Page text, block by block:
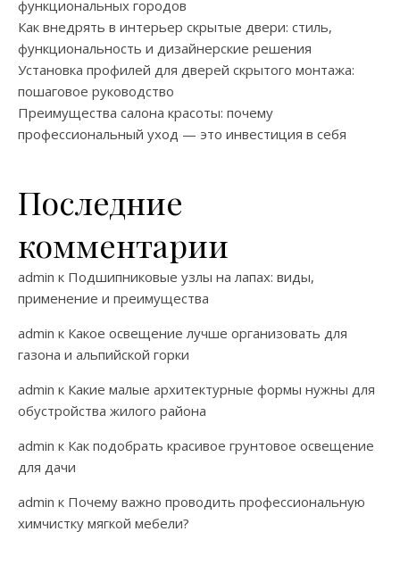
функциональных городов
Как внедрять в интерьер скрытые двери: стиль,
функциональность и дизайнерские решения
Установка профилей для дверей скрытого монтажа:
пошаговое руководство
Преимущества салона красоты: почему
профессиональный уход — это инвестиция в себя
Последние
комментарии
admin к Подшипниковые узлы на лапах: виды,
применение и преимущества
admin к Какое освещение лучше организовать для
газона и альпийской горки
admin к Какие малые архитектурные формы нужны для
обустройства жилого района
admin к Как подобрать красивое грунтовое освещение
для дачи
admin к Почему важно проводить профессиональную
химчистку мягкой мебели?